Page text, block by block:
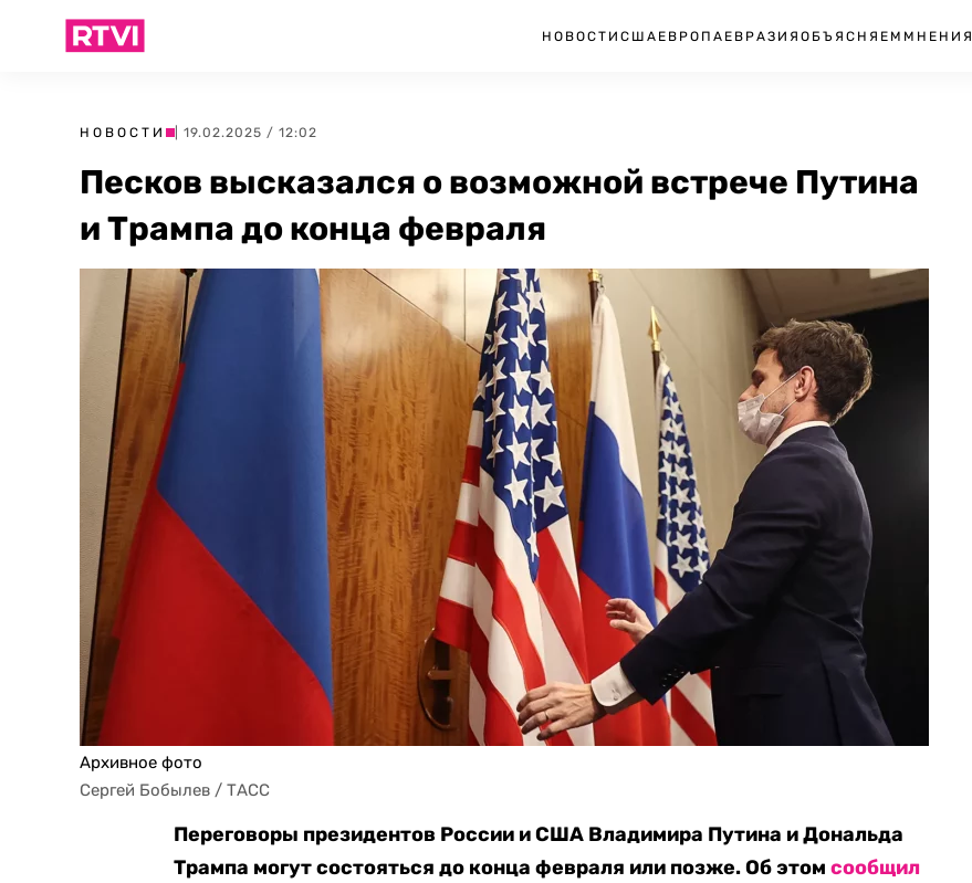
НОВОСТИ США ЕВРОПА ЕВРАЗИЯ ОБЪЯСНЯЕМ МНЕНИЯ
НОВОСТИ | 19.02.2025 / 12:02
Песков высказался о возможной встрече Путина
и Трампа до конца февраля
Архивное фото
Сергей Бобылев / ТАСС
Переговоры президентов России и США Владимира Путина и Дональда
Трампа могут состояться до конца февраля или позже. Об этомсообщил